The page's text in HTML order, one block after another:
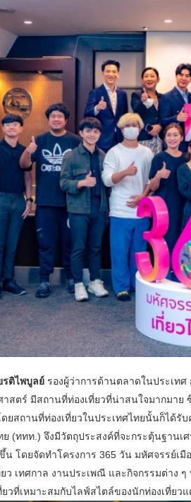
รติไพบูลย์ รองผู้ว่าการด้านตลาดในประเทศ
สตร์ มีสถานที่ท่องเที่ยวที่น่าสนใจมากมา
ยสถานที่ท่องเที่ยวในประเทศไทยนั้นก็ได้
ย (ททท.) จึงมีวัตถุประสงค์ที่จะกระตุ้นฐานเ
น โดยจัดทำโครงการ 365 วัน มหัศจรรย์เ
ว เทศกาล งานประเพณี และกิจกรรมต่าง
วที่เหมาะสมกับไลฟ์สไตล์ของนักท่องเที่ยว